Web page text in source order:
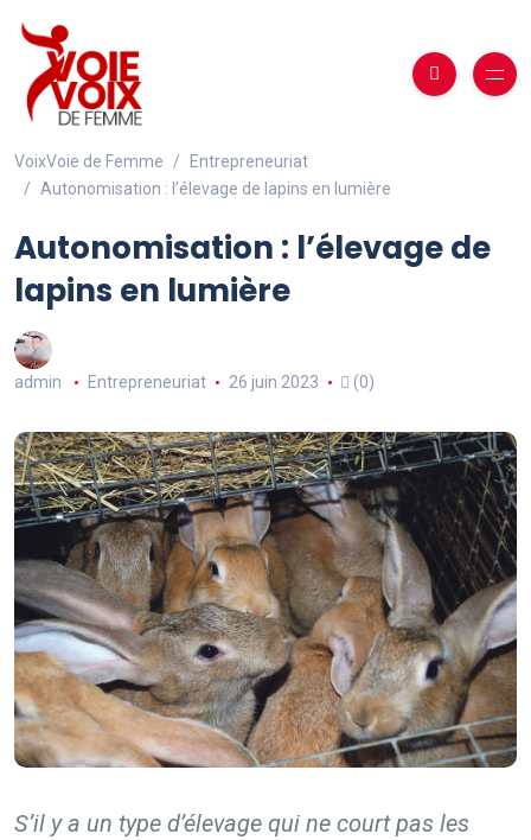
VoixVoie de Femme
Entrepreneuriat
Autonomisation : l’élevage de lapins en lumière
Autonomisation : l’élevage de
lapins en lumière
admin Entrepreneuriat 26 juin 2023 (0)
S’il y a un type d’élevage qui ne court pas les